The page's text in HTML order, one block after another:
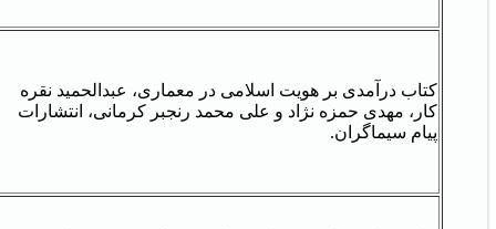
کتاب درآمدی بر هویت اسلامی در معماری، عبدالحمید نقره
کار، مهدی حمزه نژاد و علی محمد رنجبر کرمانی، انتشارات
پیام سیماگران.